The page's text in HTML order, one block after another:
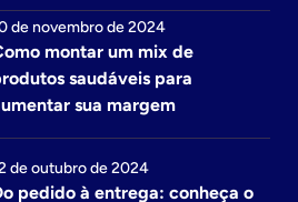
de novembro de 2024
montar um mix de
saudáveis para
sua margem
de outubro de 2024
pedido à entrega: conheça o